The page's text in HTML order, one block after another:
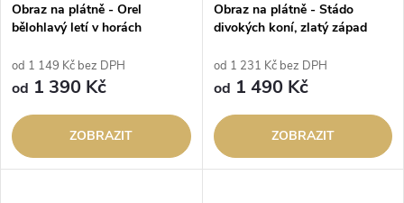
Obraz na plátně - Orel
bělohlavý letí v horách
od 1 149 Kč bez DPH
od 1 390 Kč
ZOBRAZIT
Obraz na plátně - Stádo
divokých koní, zlatý západ
od 1 231 Kč bez DPH
od 1 490 Kč
ZOBRAZIT